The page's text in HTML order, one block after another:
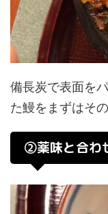
備長炭で表面を
た鰻をまずはそ
②薬味と合わ